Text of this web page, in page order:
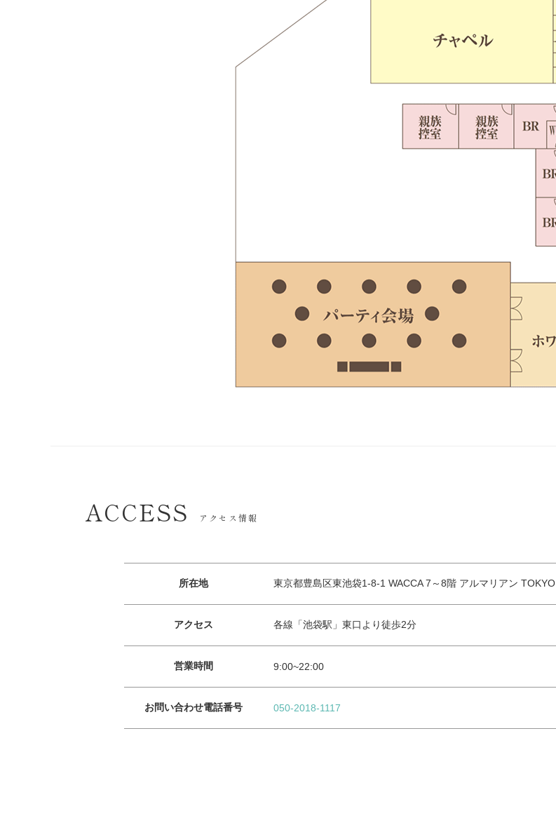
ACCESS アクセス情報
所在地 東京都豊島区東池袋1-8-1 WACCA 7～8階 アルマリアン TOKYO
アクセス 各線「池袋駅」東口より徒歩2分
営業時間 9:00~22:00
お問い合わせ電話番号 050-2018-1117